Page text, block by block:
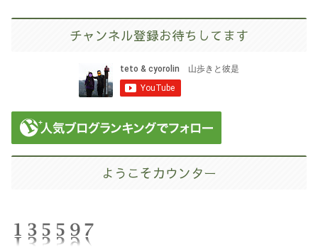
チャンネル登録お待ちしてます
ようこそカウンター